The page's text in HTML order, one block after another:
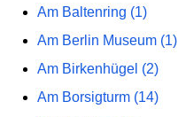
Am Baltenring (1)
Am Berlin Museum (1)
Am Birkenhügel (2)
Am Borsigturm (14)